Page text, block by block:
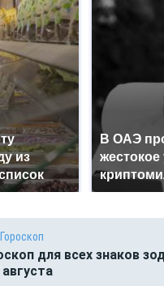
из
В ОАЭ
жестокое
Гороскоп
для всех знаков